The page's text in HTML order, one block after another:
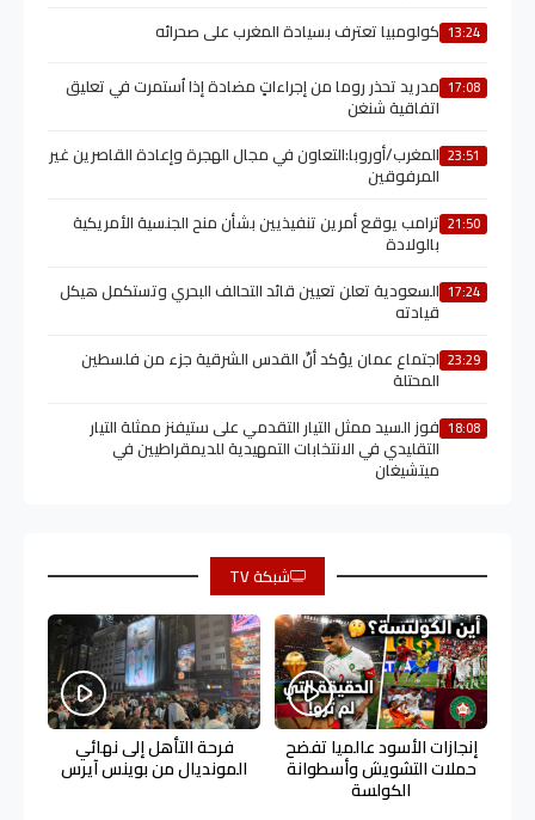
13:24 كولومبيا تعترف بسيادة المغرب على صحرائه
17:08 مدريد تحذر روما من إجراءاتٍ مضادة إذا اُستمرت في تعليق
اتفاقية شنغن
23:51 المغرب/أوروبا:التعاون في مجال الهجرة وإعادة القاصرين غير
المرفوقين
21:50 ترامب يوقع أمرين تنفيذيين بشأن منح الجنسية الأمريكية
بالولادة
17:24 السعودية تعلن تعيين قائد التحالف البحري وتستكمل هيكل
قيادته
23:29 اجتماع عمان يؤكد أنّ القدس الشرقية جزء من فلسطين
المحتلة
18:08 فوز السيد ممثل التيار التقدمي على ستيفنز ممثلة التيار
التقليدي في الانتخابات التمهيدية للديمقراطيين في
ميتشيغان
شبكة TV
إنجازات الأسود عالميا تفضح
حملات التشويش وأسطوانة
الكولسة
فرحة التأهل إلى نهائي
المونديال من بوينس آيرس